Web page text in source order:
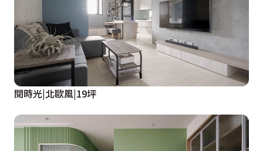
閱時光|北歐風|19坪